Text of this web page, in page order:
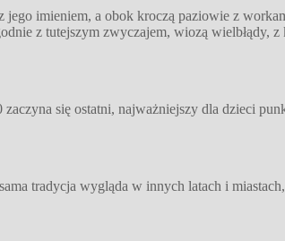
imieniem, a obok kroczą paziowie z
z tutejszym zwyczajem, wiozą wielbłądy, z
się ostatni, najważniejszy dla dzieci
tradycja wygląda w innych latach i